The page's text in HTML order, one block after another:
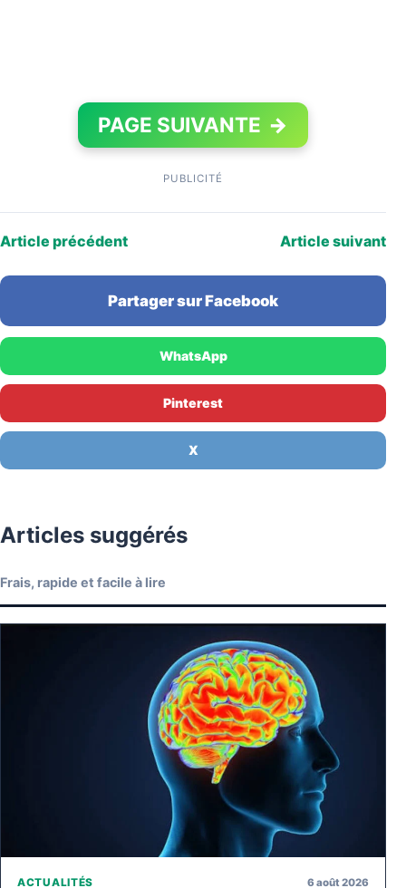
PAGE SUIVANTE →
PUBLICITÉ
Article précédent Article suivant
Partager sur Facebook
WhatsApp
Pinterest
X
Articles suggérés
Frais, rapide et facile à lire
ACTUALITÉS 6 août 2026